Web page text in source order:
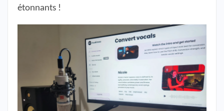
étonnants !